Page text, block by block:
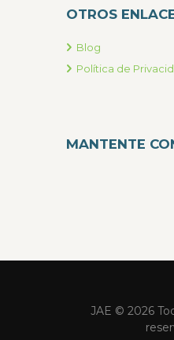
OTROS
Blog
Política de
MANTENTE
JAE © 2026